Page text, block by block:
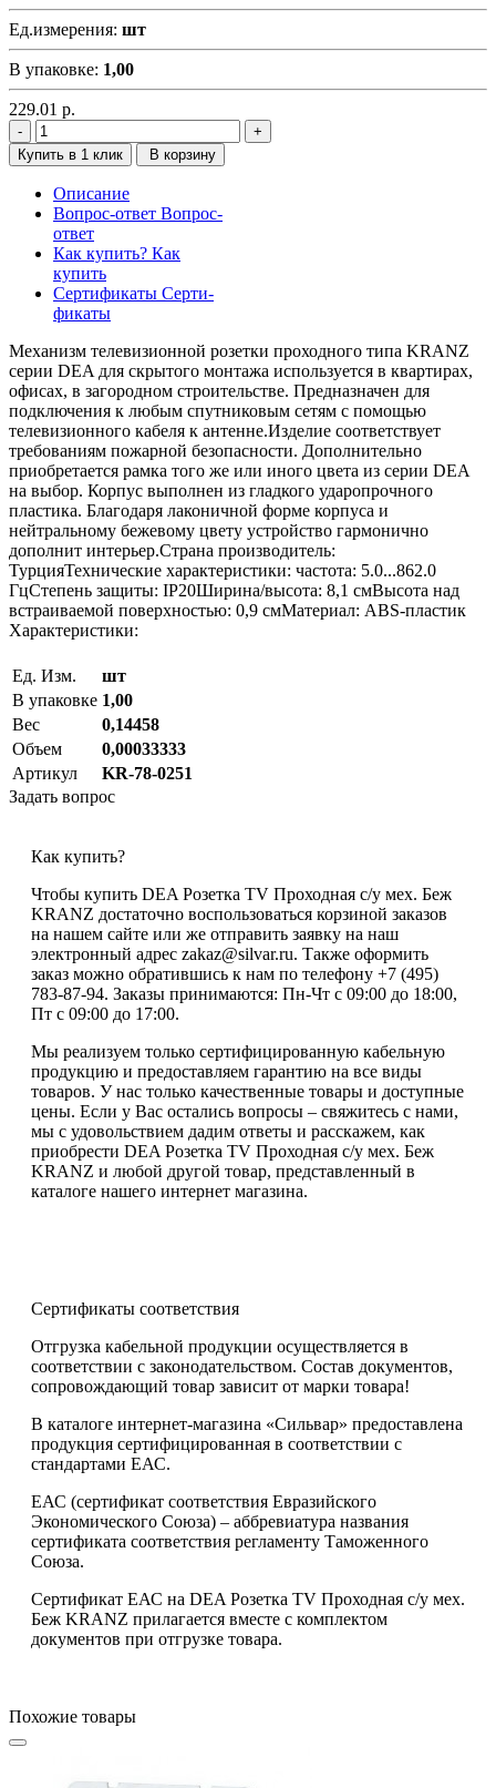
Ед.измерения: шт
В упаковке: 1,00
229.01 р.
Купить в 1 клик В корзину
Описание
Вопрос-ответ Вопрос-
ответ
Как купить? Как
купить
Сертификаты Серти-
фикаты
Механизм телевизионной розетки проходного типа KRANZ
серии DEA для скрытого монтажа используется в квартирах,
офисах, в загородном строительстве. Предназначен для
подключения к любым спутниковым сетям с помощью
телевизионного кабеля к антенне.Изделие соответствует
требованиям пожарной безопасности. Дополнительно
приобретается рамка того же или иного цвета из серии DEA
на выбор. Корпус выполнен из гладкого ударопрочного
пластика. Благодаря лаконичной форме корпуса и
нейтральному бежевому цвету устройство гармонично
дополнит интерьер.Страна производитель:
ТурцияТехнические характеристики: частота: 5.0...862.0
ГцСтепень защиты: IP20Ширина/высота: 8,1 смВысота над
встраиваемой поверхностью: 0,9 смМатериал: ABS-пластик
Характеристики:
Ед. Изм.
шт
В упаковке 1,00
Вес
0,14458
Объем
0,00033333
Артикул
KR-78-0251
Задать вопрос
Как купить?
Чтобы купить DEA Розетка TV Проходная с/у мех. Беж
KRANZ достаточно воспользоваться корзиной заказов
на нашем сайте или же отправить заявку на наш
электронный адрес zakaz@silvar.ru. Также оформить
заказ можно обратившись к нам по телефону +7 (495)
783-87-94. Заказы принимаются: Пн-Чт с 09:00 до 18:00,
Пт с 09:00 до 17:00.
Мы реализуем только сертифицированную кабельную
продукцию и предоставляем гарантию на все виды
товаров. У нас только качественные товары и доступные
цены. Если у Вас остались вопросы – свяжитесь с нами,
мы с удовольствием дадим ответы и расскажем, как
приобрести DEA Розетка TV Проходная с/у мех. Беж
KRANZ и любой другой товар, представленный в
каталоге нашего интернет магазина.
Сертификаты соответствия
Отгрузка кабельной продукции осуществляется в
соответствии с законодательством. Состав документов,
сопровождающий товар зависит от марки товара!
В каталоге интернет-магазина «Сильвар» предоставлена
продукция сертифицированная в соответствии с
стандартами ЕАС.
ЕАС (сертификат соответствия Евразийского
Экономического Союза) – аббревиатура названия
сертификата соответствия регламенту Таможенного
Союза.
Сертификат ЕАС на DEA Розетка TV Проходная с/у мех.
Беж KRANZ прилагается вместе с комплектом
документов при отгрузке товара.
Похожие товары